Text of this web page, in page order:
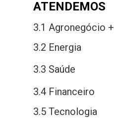
ATENDEMOS
3.1 Agronegócio +
3.2 Energia
3.3 Saúde
3.4 Financeiro
3.5 Tecnologia